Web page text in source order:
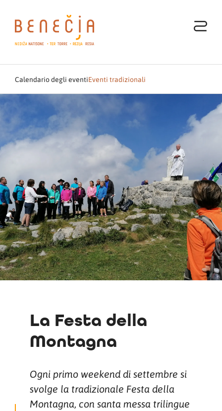
Calendario degli eventiEventi tradizionali
La Festa della
Montagna
Ogni primo weekend di settembre si
svolge la tradizionale Festa della
Montagna, con santa messa trilingue